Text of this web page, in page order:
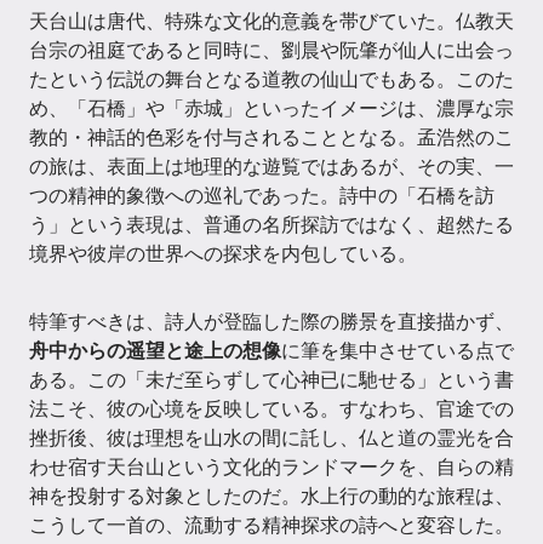
天台山は唐代、特殊な文化的意義を帯びていた。仏教天
台宗の祖庭であると同時に、劉晨や阮肇が仙人に出会っ
たという伝説の舞台となる道教の仙山でもある。このた
め、「石橋」や「赤城」といったイメージは、濃厚な宗
教的・神話的色彩を付与されることとなる。孟浩然のこ
の旅は、表面上は地理的な遊覧ではあるが、その実、一
つの精神的象徴への巡礼であった。詩中の「石橋を訪
う」という表現は、普通の名所探訪ではなく、超然たる
境界や彼岸の世界への探求を内包している。
特筆すべきは、詩人が登臨した際の勝景を直接描かず、
舟中からの遥望と途上の想像に筆を集中させている点で
ある。この「未だ至らずして心神已に馳せる」という書
法こそ、彼の心境を反映している。すなわち、官途での
挫折後、彼は理想を山水の間に託し、仏と道の霊光を合
わせ宿す天台山という文化的ランドマークを、自らの精
神を投射する対象としたのだ。水上行の動的な旅程は、
こうして一首の、流動する精神探求の詩へと変容した。